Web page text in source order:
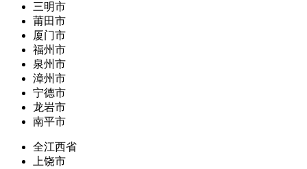
三明市
莆田市
厦门市
福州市
泉州市
漳州市
宁德市
龙岩市
南平市
全江西省
上饶市